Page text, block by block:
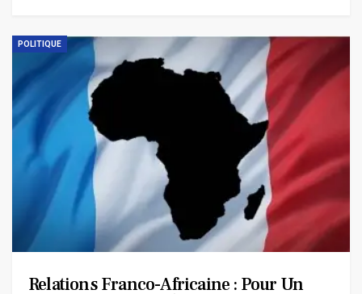
POLITIQUE
Relations Franco-Africaine : Pour Un